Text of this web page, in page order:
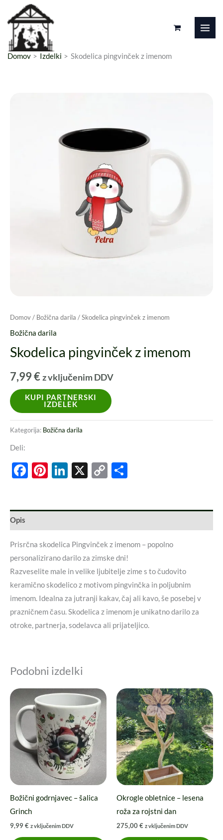
Preskoči
vsebino
Domov Izdelki Skodelica pingvinček z imenom
Domov/ Božična darila / Skodelica pingvinček z imenom
Božična darila
Skodelica pingvinček z imenom
7,99€z vključenim DDV
KUPI PARTNERSKI
IZDELEK
Kategorija: Božična darila
Deli:
Facebook
Pinterest
LinkedIn
X
Copy
Opis
Prisrčna skodelica Pingvinček z imenom – popolno
personalizirano darilo za zimske dni!
Razveselite male in velike ljubitelje zime s to čudovito
keramično skodelico z motivom pingvinčka in poljubnim
imenom. Idealna za jutranji kakav, čaj ali kavo, še posebej v
prazničnem času. Skodelica z imenom je unikatno darilo za
otroke, partnerja, sodelavca ali prijateljico.
Podobni izdelki
Božični godrnjavec – šalica
Grinch
9,99€ z vključenim DDV
Okrogle obletnice – lesena
roža za rojstni dan
275,00€ z vključenim DDV